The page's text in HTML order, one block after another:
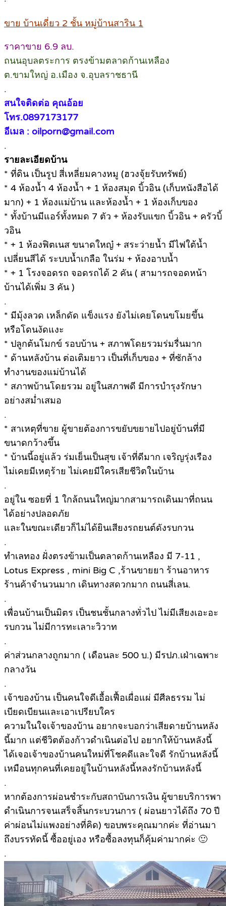
ขาย บ้านเดี่ยว 2 ชั้น หมู่บ้านสาริน 1
ราคาขาย 6.9 ลบ.
ถนนอุบลตระการ ตรงข้ามตลาดก้านเหลือง
ต.ขามใหญ่ อ.เมือง จ.อุบลราชธานี
.
สนใจติดต่อ คุณอ้อย
โทร.0897173177
อีเมล : oilporn@gmail.com
.
รายละเอียดบ้าน
* ที่ดิน เป็นรูป สี่เหลี่ยมคางหมู (ฮวงจุ้ยรับทรัพย์)
* 4 ห้องน้ำ 4 ห้องน้ำ + 1 ห้องสมุด บิ้วอิน (เก็บหนังสือได้
มาก) + 1 ห้องแม่บ้าน และห้องน้ำ + 1 ห้องเก็บของ
* ทั้งบ้านมีแอร์ทั้งหมด 7 ตัว + ห้องรับแขก บิ้วอิน + ครัวบิ้
วอิน
* + 1 ห้องฟิตเนส ขนาดใหญ๋ + สระว่ายน้ำ มีไฟใต้น้ำ
เปลี่ยนสีได้ ระบบน้ำเกลือ ในร่ม + ห้องอาบน้ำ
* + 1 โรงจอดรถ จอดรถได้ 2 คัน ( สามารถจอดหน้า
บ้านได้เพิ่ม 3 คัน )
.
* มีมุ้งลวด เหล็กดัด แข็งแรง ยังไม่เคยโดนขโมยขึ้น
หรือโดนงัดแงะ
* ปลูกต้นโมกข์ รอบบ้าน + สภาพโดยรวมร่มรื่นมาก
* ด้านหลังบ้าน ต่อเติมยาว เป็นที่เก็บของ + ที่ซักล้าง
ทำงานของแม่บ้านได้
* สภาพบ้านโดยรวม อยู่ในสภาพดี มีการบำรุงรักษา
อย่างสม่ำเสมอ
.
* สาเหตุที่ขาย ผู้ขายต้องการขยับขยายไปอยู่บ้านที่มี
ขนาดกว้างขึ้น
* บ้านนี้อยู่แล้ว ร่มเย็นเป็นสุข เจ้าที่ดีมาก เจริญรุ่งเรือง
ไม่เคยมีเหตุร้าย ไม่เคยมีใครเสียชีวิตในบ้าน
.
อยู่ใน ซอยที่ 1 ใกล้ถนนใหญ่มากสามารถเดินมาที่ถนน
ได้อย่างปลอดภัย
และในขณะเดียวก็ไม่ได้ยินเสียงรถยนต์ดังรบกวน
.
ทำเลทอง ฝั่งตรงข้ามเป็นตลาดก้านเหลือง มี 7-11 ,
Lotus Express , mini Big C ,ร้านขายยา ร้านอาหาร
ร้านค้าจำนวนมาก เดินทางสดวกมาก ถนนสี่เลน.
.
เพื่อนบ้านเป็นมิตร เป็นชนชั้นกลางทั่วไป ไม่มีเสียงเอะอะ
รบกวน ไม่มีการทะเลาะวิวาท
.
ค่าส่วนกลางถูกมาก ( เดือนละ 500 บ.) มีรปภ.เฝ่าเฉพาะ
กลางวัน
.
เจ้าของบ้าน เป็นคนใจดีเอื้อเฟื้อเผื่อแผ่ มีศีลธรรม ไม่
เบียดเบียนและเอาเปรียบใคร
ความในใจเจ้าของบ้าน อยากจะบอกว่าเสียดายบ้านหลัง
นี้มาก แต่ชีวิตต้องก้าวดำเนินต่อไป อยากให้บ้านหลังนี้
ได้เจอเจ้าของบ้านคนใหม่ที่โชคดีและใจดี รักบ้านหลังนี้
เหมือนทุกคนที่เคยอยู่ในบ้านหลังนี้หลงรักบ้านหลังนี้
.
หากต้องการผ่อนชำระกับสถาบันการเงิน ผู้ขายบริการพา
ดำเนินการจนเสร็จสิ้นกระบวนการ ( ผ่อนยาวได้ถึง 70 ปี
ค่าผ่อนไม่แพงอย่างที่คิด) ขอบพระคุณมากค่ะ ที่อ่านมา
ถึงบรรทัดนี้ ซื้ออยู่เอง หรือซื้อลงทุนก็คุ้มค่ามากค่ะ 🙂
.